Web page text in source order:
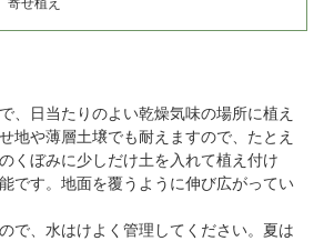
、日当たりのよい乾燥気味の場所に植え
地や薄層土壌でも耐えますので、たとえ
くぼみに少しだけ土を入れて植え付け
です。地面を覆うように伸び広がってい
で、水はけよく管理してください。夏は